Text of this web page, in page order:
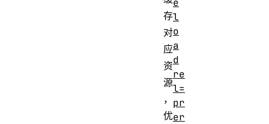
存
对
应
资
源
，
优
l
o
a
d
re
l=
pr
er